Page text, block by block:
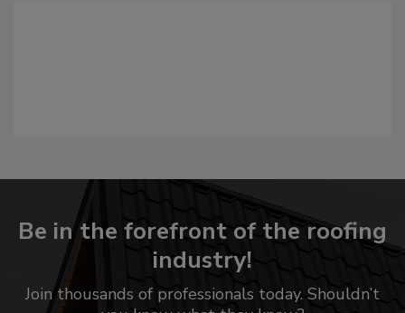
Be in the forefront of the roofing
industry!
Join thousands of professionals today. Shouldn’t